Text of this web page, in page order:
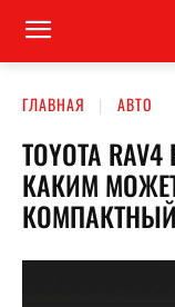
ГЛАВНАЯ АВТО
TOYOTA
КАКИМ